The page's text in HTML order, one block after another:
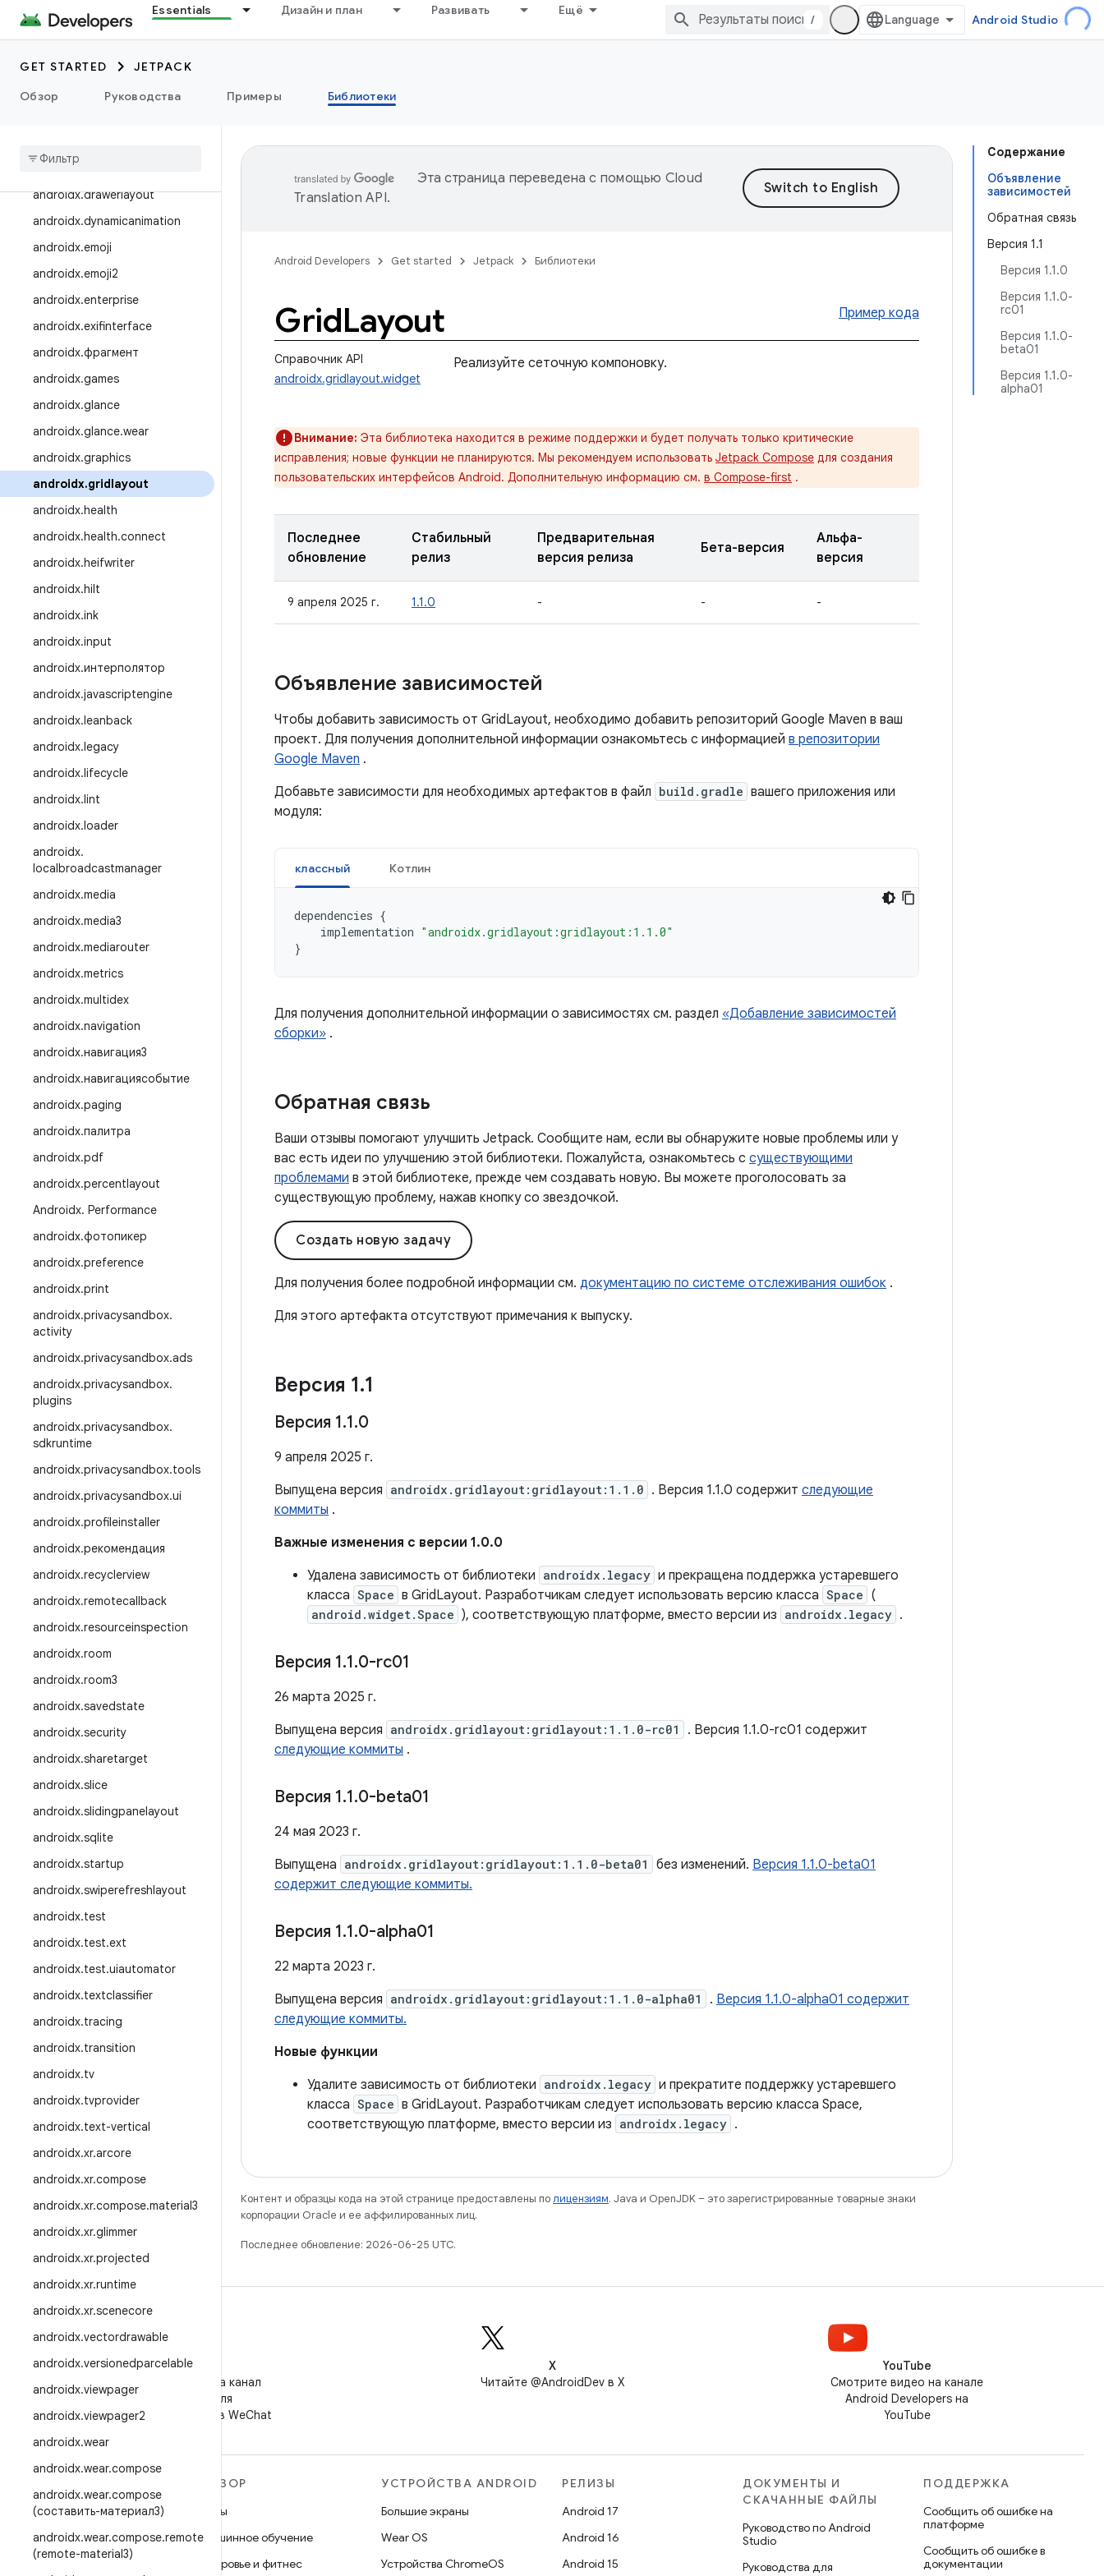
Essentials Дизайн и план Развивать Ещё
/ Android Studio
GET STARTED
JETPACK
Обзор
Руководства Примеры Библиотеки
androidx.credentials.registry
androidx.cursoradapter
androidx.customview
androidx.databinding
androidx
androidx.drawerlayout
androidx.dynamicanimation
androidx.emoji
androidx.emoji2
androidx.enterprise
androidx.exifinterface
androidx.фрагмент
androidx.games
androidx.glance
androidx.glance.wear
androidx.graphics
androidx.gridlayout
androidx.health
androidx.health.connect
androidx.heifwriter
androidx.hilt
androidx.ink
androidx.input
androidx.интерполятор
androidx.javascriptengine
androidx.leanback
androidx.legacy
androidx.lifecycle
androidx.lint
androidx.loader
androidx.
localbroadcastmanager
androidx.media
androidx.media3
androidx.mediarouter
androidx.metrics
androidx.multidex
androidx.navigation
androidx.навигация3
androidx.навигациясобытие
androidx.paging
androidx.палитра
androidx.pdf
androidx.percentlayout
Androidx. Performance
androidx.фотопикер
androidx.preference
androidx.print
androidx.privacysandbox.
activity
androidx.privacysandbox.ads
androidx.privacysandbox.
plugins
androidx.privacysandbox.
sdkruntime
androidx.privacysandbox.tools
androidx.privacysandbox.ui
androidx.profileinstaller
androidx.рекомендация
androidx.recyclerview
androidx.remotecallback
androidx.resourceinspection
androidx.room
androidx.room3
androidx.savedstate
androidx.security
androidx.sharetarget
androidx.slice
androidx.slidingpanelayout
androidx.sqlite
androidx.startup
androidx.swiperefreshlayout
androidx.test
androidx.test.ext
androidx.test.uiautomator
androidx.textclassifier
androidx.tracing
androidx.transition
androidx.tv
androidx.tvprovider
androidx.text-vertical
androidx.xr.arcore
androidx.xr.compose
androidx.xr.compose.material3
androidx.xr.glimmer
androidx.xr.projected
androidx.xr.runtime
androidx.xr.scenecore
androidx.vectordrawable
androidx.versionedparcelable
androidx.viewpager
androidx.viewpager2
androidx.wear
androidx.wear.compose
androidx.wear.compose
(составить-материал3)
androidx.wear.compose.remote
(remote-material3)
Содержание
Объявление
зависимостей
Обратная связь
Версия 1.1
Версия 1.1.0
Версия 1.1.0-
rc01
Версия 1.1.0-
beta01
Версия 1.1.0-
alpha01
Эта страница переведена с помощью Cloud
Translation API.
Android Developers Get started Jetpack Библиотеки
GridLayout Пример кода
Справочник API
androidx.gridlayout.widget
Реализуйте сеточную компоновку.
Внимание: Эта библиотека находится в режиме поддержки и будет получать только критические
исправления; новые функции не планируются. Мы рекомендуем использовать Jetpack Compose для создания
пользовательских интерфейсов Android. Дополнительную информацию см. в Compose-first .
Последнее
обновление
Стабильный
релиз
Предварительная
версия релиза
Бета-версия
Альфа-
версия
9 апреля 2025 г. 1.1.0 - - -
Объявление зависимостей
Чтобы добавить зависимость от GridLayout, необходимо добавить репозиторий Google Maven в ваш
проект. Для получения дополнительной информации ознакомьтесь с информацией в репозитории
Google Maven .
Добавьте зависимости для необходимых артефактов в файл build.gradle вашего приложения или
модуля:
классный Котлин
dependencies {
implementation "androidx.gridlayout:gridlayout:1.1.0"
}
Для получения дополнительной информации о зависимостях см. раздел «Добавление зависимостей
сборки» .
Обратная связь
Ваши отзывы помогают улучшить Jetpack. Сообщите нам, если вы обнаружите новые проблемы или у
вас есть идеи по улучшению этой библиотеки. Пожалуйста, ознакомьтесь с существующими
проблемами в этой библиотеке, прежде чем создавать новую. Вы можете проголосовать за
существующую проблему, нажав кнопку со звездочкой.
Создать новую задачу
Для получения более подробной информации см. документацию по системе отслеживания ошибок .
Для этого артефакта отсутствуют примечания к выпуску.
Версия 1.1
Версия 1.1.0
9 апреля 2025 г.
Выпущена версия androidx.gridlayout:gridlayout:1.1.0 . Версия 1.1.0 содержит следующие
коммиты .
Важные изменения с версии 1.0.0
Удалена зависимость от библиотеки androidx.legacy и прекращена поддержка устаревшего
класса Space в GridLayout. Разработчикам следует использовать версию класса Space (
android.widget.Space ), соответствующую платформе, вместо версии из androidx.legacy .
Версия 1.1.0-rc01
26 марта 2025 г.
Выпущена версия androidx.gridlayout:gridlayout:1.1.0-rc01
. Версия 1.1.0-rc01 содержит
следующие коммиты .
Версия 1.1.0-beta01
24 мая 2023 г.
Выпущена androidx.gridlayout:gridlayout:1.1.0-beta01 без изменений. Версия 1.1.0-beta01
содержит следующие коммиты.
Версия 1.1.0-alpha01
22 марта 2023 г.
Выпущена версия androidx.gridlayout:gridlayout:1.1.0-alpha01 . Версия 1.1.0-alpha01 содержит
следующие коммиты.
Новые функции
Удалите зависимость от библиотеки androidx.legacy и прекратите поддержку устаревшего
класса Space в GridLayout. Разработчикам следует использовать версию класса Space,
соответствующую платформе, вместо версии из androidx.legacy .
Контент и образцы кода на этой странице предоставлены полицензиям. Java и OpenJDK – это зарегистрированные товарные знаки
корпорации Oracle и ее аффилированных лиц.
Последнее обновление: 2026-06-25 UTC.
WeChat
Подпишитесь на канал
"Android для
разработчиков" в WeChat
X
Читайте @AndroidDev в X
YouTube
Смотрите видео на канале
Android Developers на
YouTube
ANDROID
Android for Enterprise
ОБЗОР
Игры
Машинное обучение
Здоровье и фитнес
УСТРОЙСТВА ANDROID
Большие экраны
Wear OS
Устройства ChromeOS
РЕЛИЗЫ
Android 17
Android 16
Android 15
ДОКУМЕНТЫ И
СКАЧАННЫЕ ФАЙЛЫ
Руководство по Android
Studio
Руководства для
ПОДДЕРЖКА
Сообщить об ошибке на
платформе
Сообщить об ошибке в
документации